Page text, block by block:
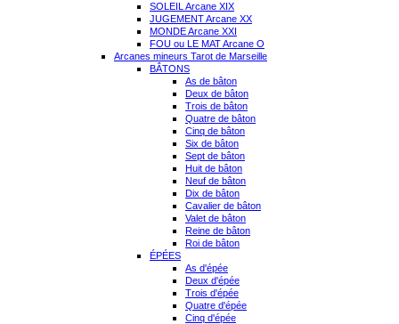
SOLEIL Arcane XIX
JUGEMENT Arcane XX
MONDE Arcane XXI
FOU ou LE MAT Arcane O
Arcanes mineurs Tarot de Marseille
BÂTONS
As de bâton
Deux de bâton
Trois de bâton
Quatre de bâton
Cinq de bâton
Six de bâton
Sept de bâton
Huit de bâton
Neuf de bâton
Dix de bâton
Cavalier de bâton
Valet de bâton
Reine de bâton
Roi de bâton
ÉPÉES
As d'épée
Deux d'épée
Trois d'épée
Quatre d'épée
Cinq d'épée